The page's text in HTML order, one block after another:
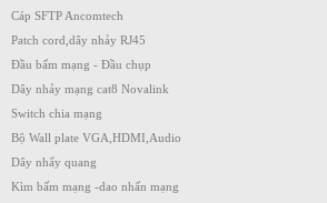
Cáp SFTP Ancomtech
Patch cord,dây nhảy RJ45
Đầu bấm mạng - Đầu chụp
Dây nhảy mạng cat8 Novalink
Switch chia mạng
Bộ Wall plate VGA,HDMI,Audio
Dây nhẩy quang
Kìm bấm mạng -dao nhấn mạng